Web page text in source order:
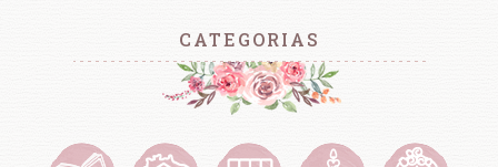
CATEGORIAS